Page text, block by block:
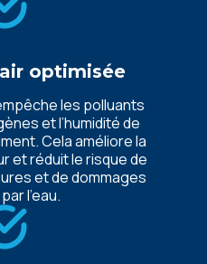
optimisée
les polluants
et l’humidité de
Cela améliore la
et réduit le risque de
et de dommages
l’eau.